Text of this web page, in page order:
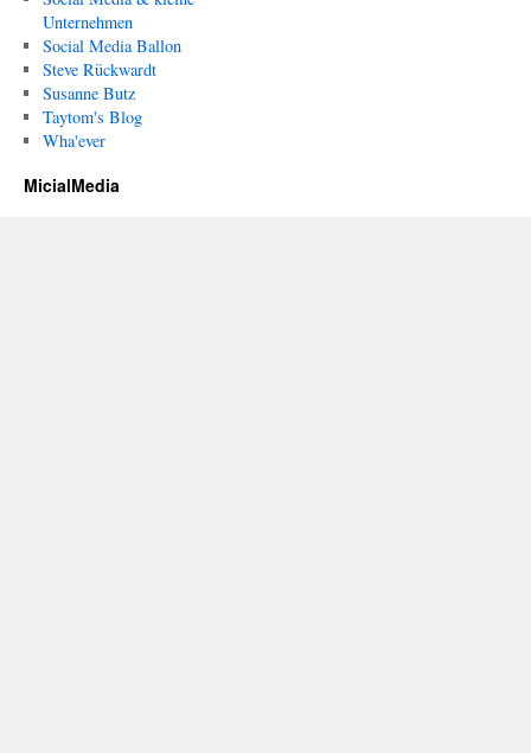
Unternehmen
Social Media Ballon
Steve Rückwardt
Susanne Butz
Taytom's Blog
Wha'ever
MicialMedia